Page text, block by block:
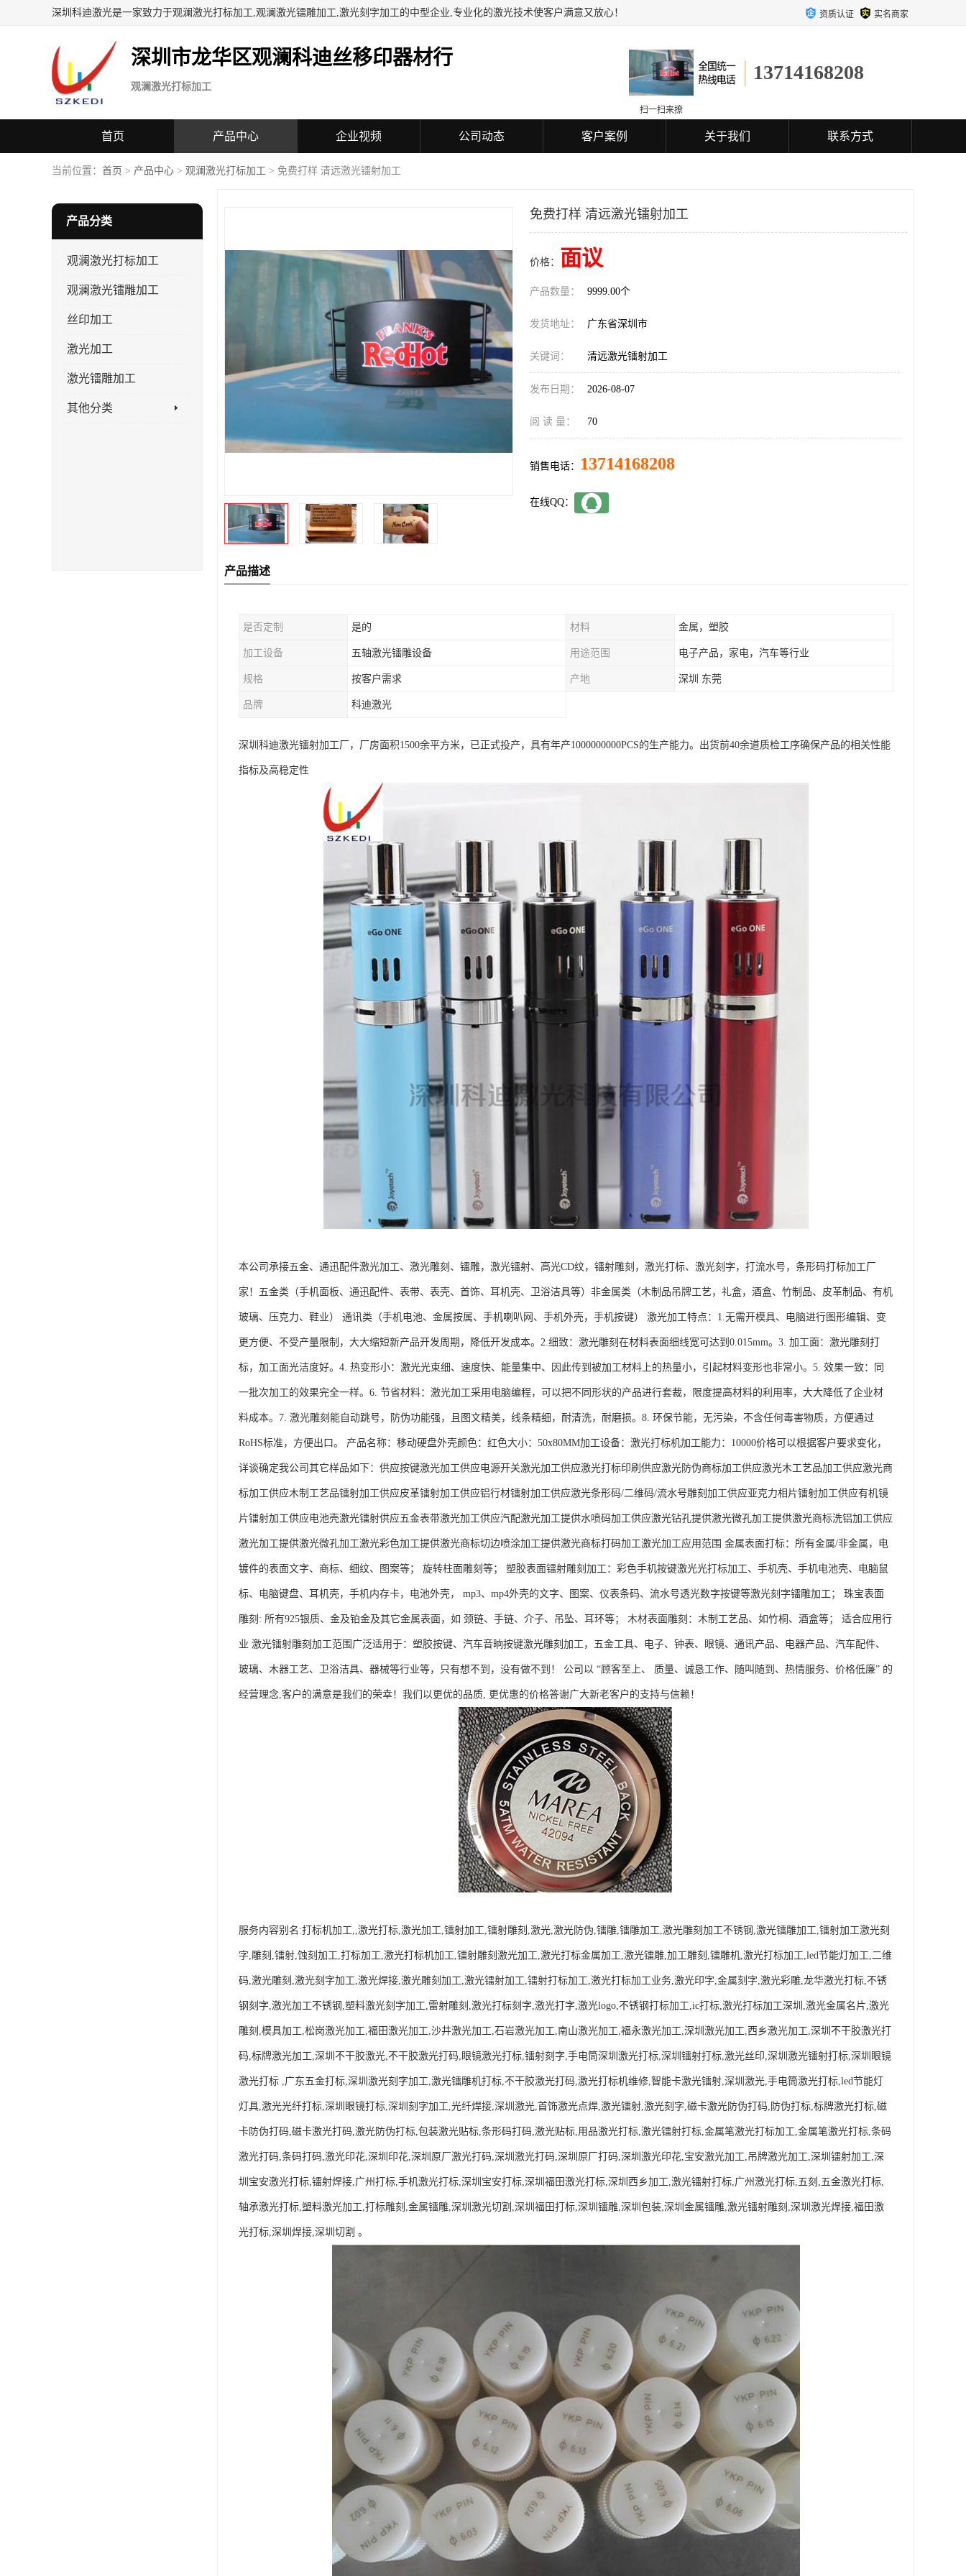
深圳科迪激光是一家致力于观澜激光打标加工,观澜激光镭雕加工,激光刻字加工的中型企业,专业化的激光技术使客户满意又放心！ 资质认证 实名商家
深圳市龙华区观澜科迪丝移印器材行
观澜激光打标加工
13714168208
扫一扫来撩
首页 产品中心 企业视频 公司动态 客户案例 关于我们 联系方式
当前位置： 首页 > 产品中心 > 观澜激光打标加工 > 免费打样 清远激光镭射加工
产品分类
观澜激光打标加工
观澜激光镭雕加工
丝印加工
激光加工
激光镭雕加工
其他分类
免费打样 清远激光镭射加工
价格： 面议
产品数量： 9999.00个
发货地址： 广东省深圳市
关键词： 清远激光镭射加工
发布日期： 2026-08-07
阅 读 量： 70
销售电话： 13714168208
在线QQ：
产品描述
是否定制 是的 材料 金属，塑胶
加工设备 五轴激光镭雕设备 用途范围 电子产品，家电，汽车等行业
规格 按客户需求 产地 深圳 东莞
品牌 科迪激光
深圳科迪激光镭射加工厂，厂房面积1500余平方米，已正式投产，具有年产1000000000PCS的生产能力。出货前40余道质检工序确保产品的相关性能
指标及高稳定性
本公司承接五金、通迅配件激光加工、激光雕刻、镭雕，激光镭射、高光CD纹，镭射雕刻，激光打标、激光刻字，打流水号，条形码打标加工厂
家！五金类（手机面板、通迅配件、表带、表壳、首饰、耳机壳、卫浴洁具等）非金属类（木制品吊牌工艺，礼盒，酒盒、竹制品、皮革制品、有机
玻璃、压克力、鞋业） 通讯类（手机电池、金属按属、手机喇叭网、手机外壳，手机按键） 激光加工特点：1.无需开模具、电脑进行图形编辑、变
更方便、不受产量限制，大大缩短新产品开发周期，降低开发成本。2.细致：激光雕刻在材料表面细线宽可达到0.015mm。3. 加工面：激光雕刻打
标，加工面光洁度好。4. 热变形小：激光光束细、速度快、能量集中、因此传到被加工材料上的热量小，引起材料变形也非常小。5. 效果一致：同
一批次加工的效果完全一样。6. 节省材料：激光加工采用电脑编程，可以把不同形状的产品进行套裁，限度提高材料的利用率，大大降低了企业材
料成本。7. 激光雕刻能自动跳号，防伪功能强，且图文精美，线条精细，耐清洗，耐磨损。8. 环保节能，无污染，不含任何毒害物质，方便通过
RoHS标准，方便出口。 产品名称：移动硬盘外壳颜色：红色大小：50x80MM加工设备：激光打标机加工能力：10000价格可以根据客户要求变化，
详谈确定我公司其它样品如下：供应按键激光加工供应电源开关激光加工供应激光打标印刷供应激光防伪商标加工供应激光木工艺品加工供应激光商
标加工供应木制工艺品镭射加工供应皮革镭射加工供应铝行材镭射加工供应激光条形码/二维码/流水号雕刻加工供应亚克力相片镭射加工供应有机镜
片镭射加工供应电池壳激光镭射供应五金表带激光加工供应汽配激光加工提供水喷码加工供应激光钻孔提供激光微孔加工提供激光商标洗铝加工供应
激光加工提供激光微孔加工激光彩色加工提供激光商标切边喷涂加工提供激光商标打码加工激光加工应用范围 金属表面打标：所有金属/非金属，电
镀件的表面文字、商标、细纹、图案等； 旋转柱面雕刻等； 塑胶表面镭射雕刻加工：彩色手机按键激光光打标加工、手机壳、手机电池壳、电脑鼠
标、电脑键盘、耳机壳，手机内存卡，电池外壳， mp3、mp4外壳的文字、图案、仪表条码、流水号透光数字按键等激光刻字镭雕加工； 珠宝表面
雕刻: 所有925银质、金及铂金及其它金属表面，如 颈链、手链、介子、吊坠、耳环等； 木材表面雕刻：木制工艺品、如竹桐、酒盒等； 适合应用行
业 激光镭射雕刻加工范围广泛适用于：塑胶按键、汽车音晌按键激光雕刻加工，五金工具、电子、钟表、眼镜、通讯产品、电器产品、汽车配件、
玻璃、木器工艺、卫浴洁具、器械等行业等，只有想不到，没有做不到！ 公司以 “顾客至上、 质量、诚恳工作、随叫随到、热情服务、价格低廉” 的
经营理念,客户的满意是我们的荣幸！我们以更优的品质, 更优惠的价格答谢广大新老客户的支持与信赖！
服务内容别名:打标机加工,,激光打标,激光加工,镭射加工,镭射雕刻,激光,激光防伪,镭雕,镭雕加工,激光雕刻加工不锈钢,激光镭雕加工,镭射加工激光刻
字,雕刻,镭射,蚀刻加工,打标加工,激光打标机加工,镭射雕刻激光加工,激光打标金属加工,激光镭雕,加工雕刻,镭雕机,激光打标加工,led节能灯加工,二维
码,激光雕刻,激光刻字加工,激光焊接,激光雕刻加工,激光镭射加工,镭射打标加工,激光打标加工业务,激光印字,金属刻字,激光彩雕,龙华激光打标,不锈
钢刻字,激光加工不锈钢,塑料激光刻字加工,雷射雕刻,激光打标刻字,激光打字,激光logo,不锈钢打标加工,ic打标,激光打标加工深圳,激光金属名片,激光
雕刻,模具加工,松岗激光加工,福田激光加工,沙井激光加工,石岩激光加工,南山激光加工,福永激光加工,深圳激光加工,西乡激光加工,深圳不干胶激光打
码,标牌激光加工,深圳不干胶激光,不干胶激光打码,眼镜激光打标,镭射刻字,手电筒深圳激光打标,深圳镭射打标,激光丝印,深圳激光镭射打标,深圳眼镜
激光打标 ,广东五金打标,深圳激光刻字加工,激光镭雕机打标,不干胶激光打码,激光打标机维修,智能卡激光镭射,深圳激光,手电筒激光打标,led节能灯
灯具,激光光纤打标,深圳眼镜打标,深圳刻字加工,光纤焊接,深圳激光,首饰激光点焊,激光镭射,激光刻字,磁卡激光防伪打码,防伪打标,标牌激光打标,磁
卡防伪打码,磁卡激光打码,激光防伪打标,包装激光贴标,条形码打码,激光贴标,用品激光打标,激光镭射打标,金属笔激光打标加工,金属笔激光打标,条码
激光打码,条码打码,激光印花,深圳印花,深圳原厂激光打码,深圳激光打码,深圳原厂打码,深圳激光印花,宝安激光加工,吊牌激光加工,深圳镭射加工,深
圳宝安激光打标,镭射焊接,广州打标,手机激光打标,深圳宝安打标,深圳福田激光打标,深圳西乡加工,激光镭射打标,广州激光打标,五刻,五金激光打标,
轴承激光打标,塑料激光加工,打标雕刻,金属镭雕,深圳激光切割,深圳福田打标,深圳镭雕,深圳包装,深圳金属镭雕,激光镭射雕刻,深圳激光焊接,福田激
光打标,深圳焊接,深圳切割 。